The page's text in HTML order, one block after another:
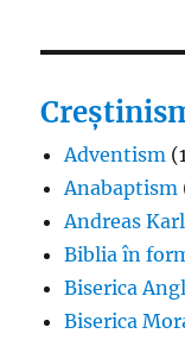
Adventism
Anabaptism
Andreas
Biblia în
Biserica
Biserica